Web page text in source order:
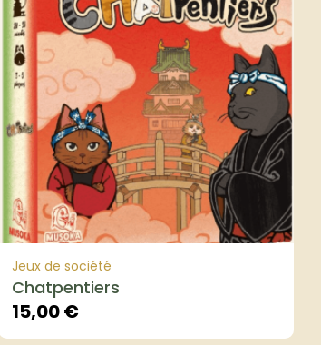
Jeux de société
Chatpentiers
15,00€